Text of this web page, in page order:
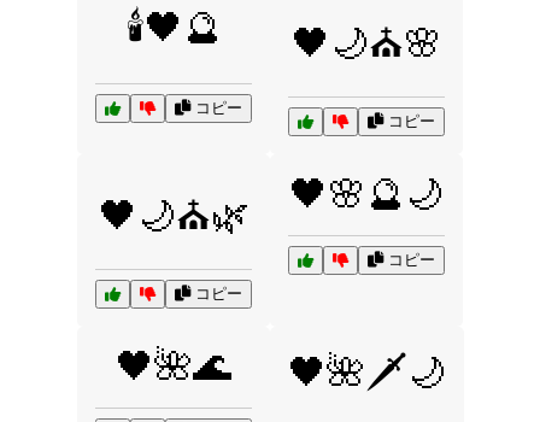
🕯️🖤🔮
コピー
🖤🌙⛪🌸
コピー
🖤🌙⛪🌿
コピー
🖤🌸🔮🌙
コピー
🖤🌺🌊 🖤🌺🗡️🌙